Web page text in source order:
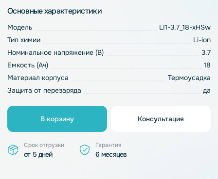
Основные характеристики
Модель
LI1-3.7_18-xHSw
Тип химии
Li-ion
Номинальное напряжение (В)
3.7
Емкость (Ач)
18
Материал корпуса
Термоусадка
Защита от перезаряда
да
В корзину Консультация
Срок отгрузки
от 5 дней
Гарантия
6 месяцев